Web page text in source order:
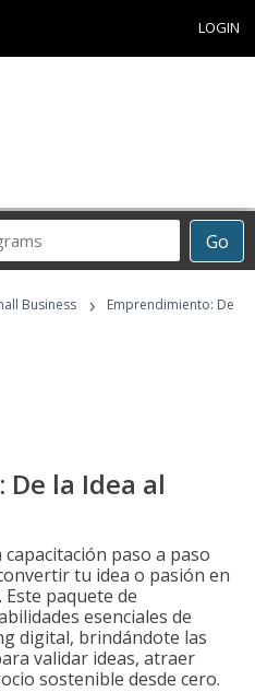
LOGIN
Go
Business ›
Emprendimiento: De
la Idea al
paso a paso
tu idea o pasión en
paquete de
esenciales de
digital, brindándote las
validar ideas, atraer
sostenible desde cero.